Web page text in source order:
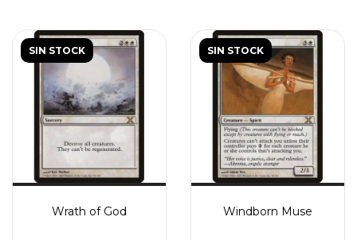
SIN STOCK
Wrath of God
SIN STOCK
Windborn Muse